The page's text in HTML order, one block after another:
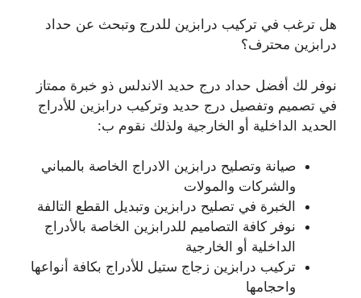
هل ترغب في تركيب درابزين للدرج وتبحث عن حداد
درابزين محترف؟
نوفر لك أفضل حداد درج حديد الاندلس ذو خبرة ممتاز
في تصميم وتفصيل درج حديد وتركيب درابزين للأدراج
الحديد الداخلية أو الخارجية ولذلك نقوم ب:
صيانة وتصليح درابزين الادراج الخاصة بالمباني
والشركات والمولات
الخبرة في تصليح درابزين وتبديل القطع التالفة
نوفر كافة التصاميم للدرابزين الخاصة بالأدراج
الداخلية أو الخارجية
تركيب درابزين زجاج ستيل للأدراج بكافة أنواعها
واحجامها